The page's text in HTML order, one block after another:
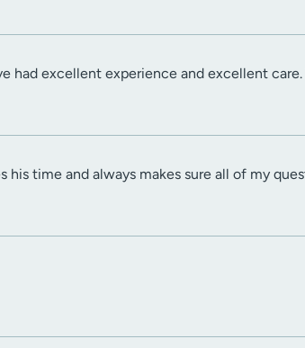
had excellent experience and excellent care.
his time and always makes sure all of my